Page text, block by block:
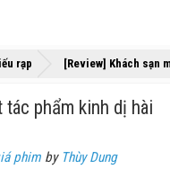
rạp [Review] Khách sạn
tác phẩm kinh dị hài
phim by Thùy Dung